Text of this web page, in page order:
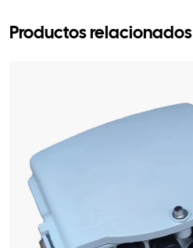
Productos relacionados